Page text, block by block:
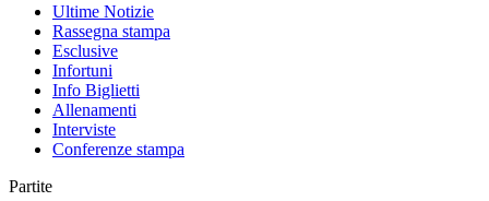
Ultime Notizie
Rassegna stampa
Esclusive
Infortuni
Info Biglietti
Allenamenti
Interviste
Conferenze stampa
Partite